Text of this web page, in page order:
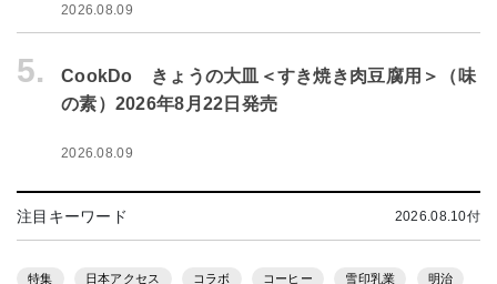
2026.08.09
5.
CookDo きょうの大皿＜すき焼き肉豆腐用＞（味
の素）2026年8月22日発売
2026.08.09
注目キーワード 2026.08.10付
特集 日本アクセス コラボ コーヒー 雪印乳業 明治